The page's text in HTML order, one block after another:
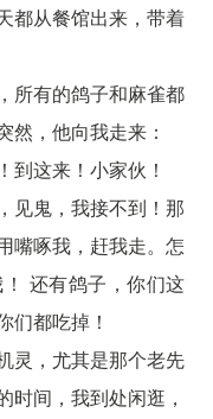
都从餐馆出来，带着
所有的鸽子和麻雀都
然，他向我走来：
这来！小家伙！
见鬼，我接不到！那
嘴啄我，赶我走。怎
还有鸽子，你们这
们都吃掉！
灵，尤其是那个老先
时间，我到处闲逛，